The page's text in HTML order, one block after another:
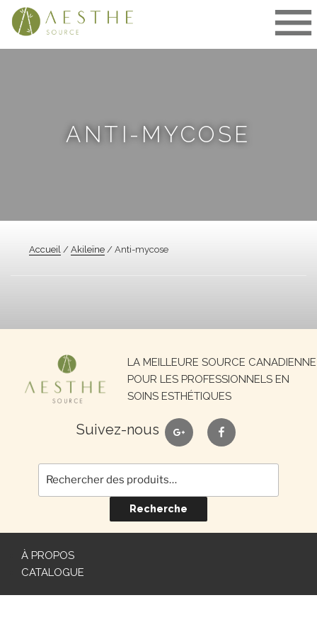
Aller
ANTI-MYCOSE
Accueil / Akileïne / Anti-mycose
LA MEILLEURE SOURCE CANADIENNE
POUR LES PROFESSIONNELS EN
SOINS ESTHÉTIQUES
Suivez-nous google facebook
Recherche
pour :
Recherche
À PROPOS
CATALOGUE